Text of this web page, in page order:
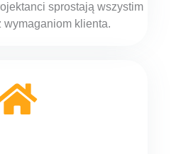
sprostają wszystim
wymaganiom klienta.